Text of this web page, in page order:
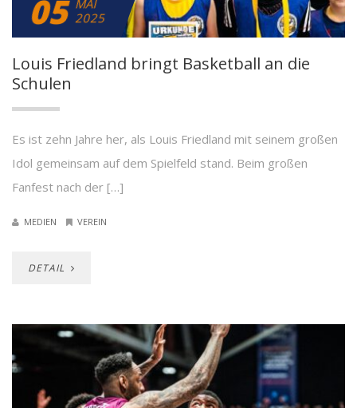
05 2025
Louis Friedland bringt Basketball an die
Schulen
Es ist zehn Jahre her, als Louis Friedland mit seinem großen
Idol gemeinsam auf dem Spielfeld stand. Beim großen
Fanfest nach der […]
MEDIEN VEREIN
DETAIL